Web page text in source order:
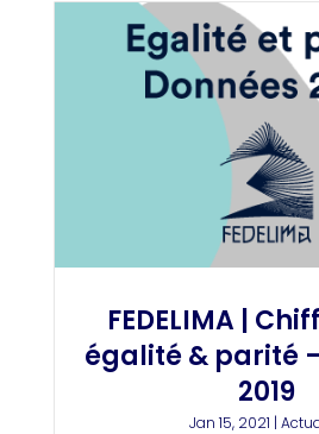
FEDELIMA |
égalité & parité
2019
Jan 15, 2021 |